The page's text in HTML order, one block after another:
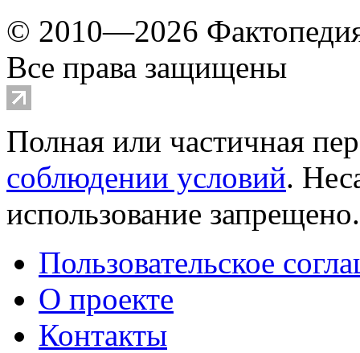
© 2010—2026
Все права защищены
Полная или частичная
соблюдении условий.
использование
Пользовательское
О проекте
Контакты